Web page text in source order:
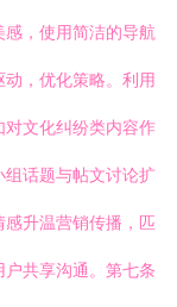
感，使用简洁的导航
，优化策略。利用
文化纠纷类内容作
话题与帖文讨论扩
升温营销传播，匹
共享沟通。第七条